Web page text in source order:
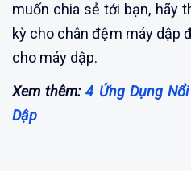
muốn chia sẻ tới bạn, hãy
kỳ cho chân đệm máy dập
cho máy dập.
Xem thêm:4 Ứng Dụng
Dập